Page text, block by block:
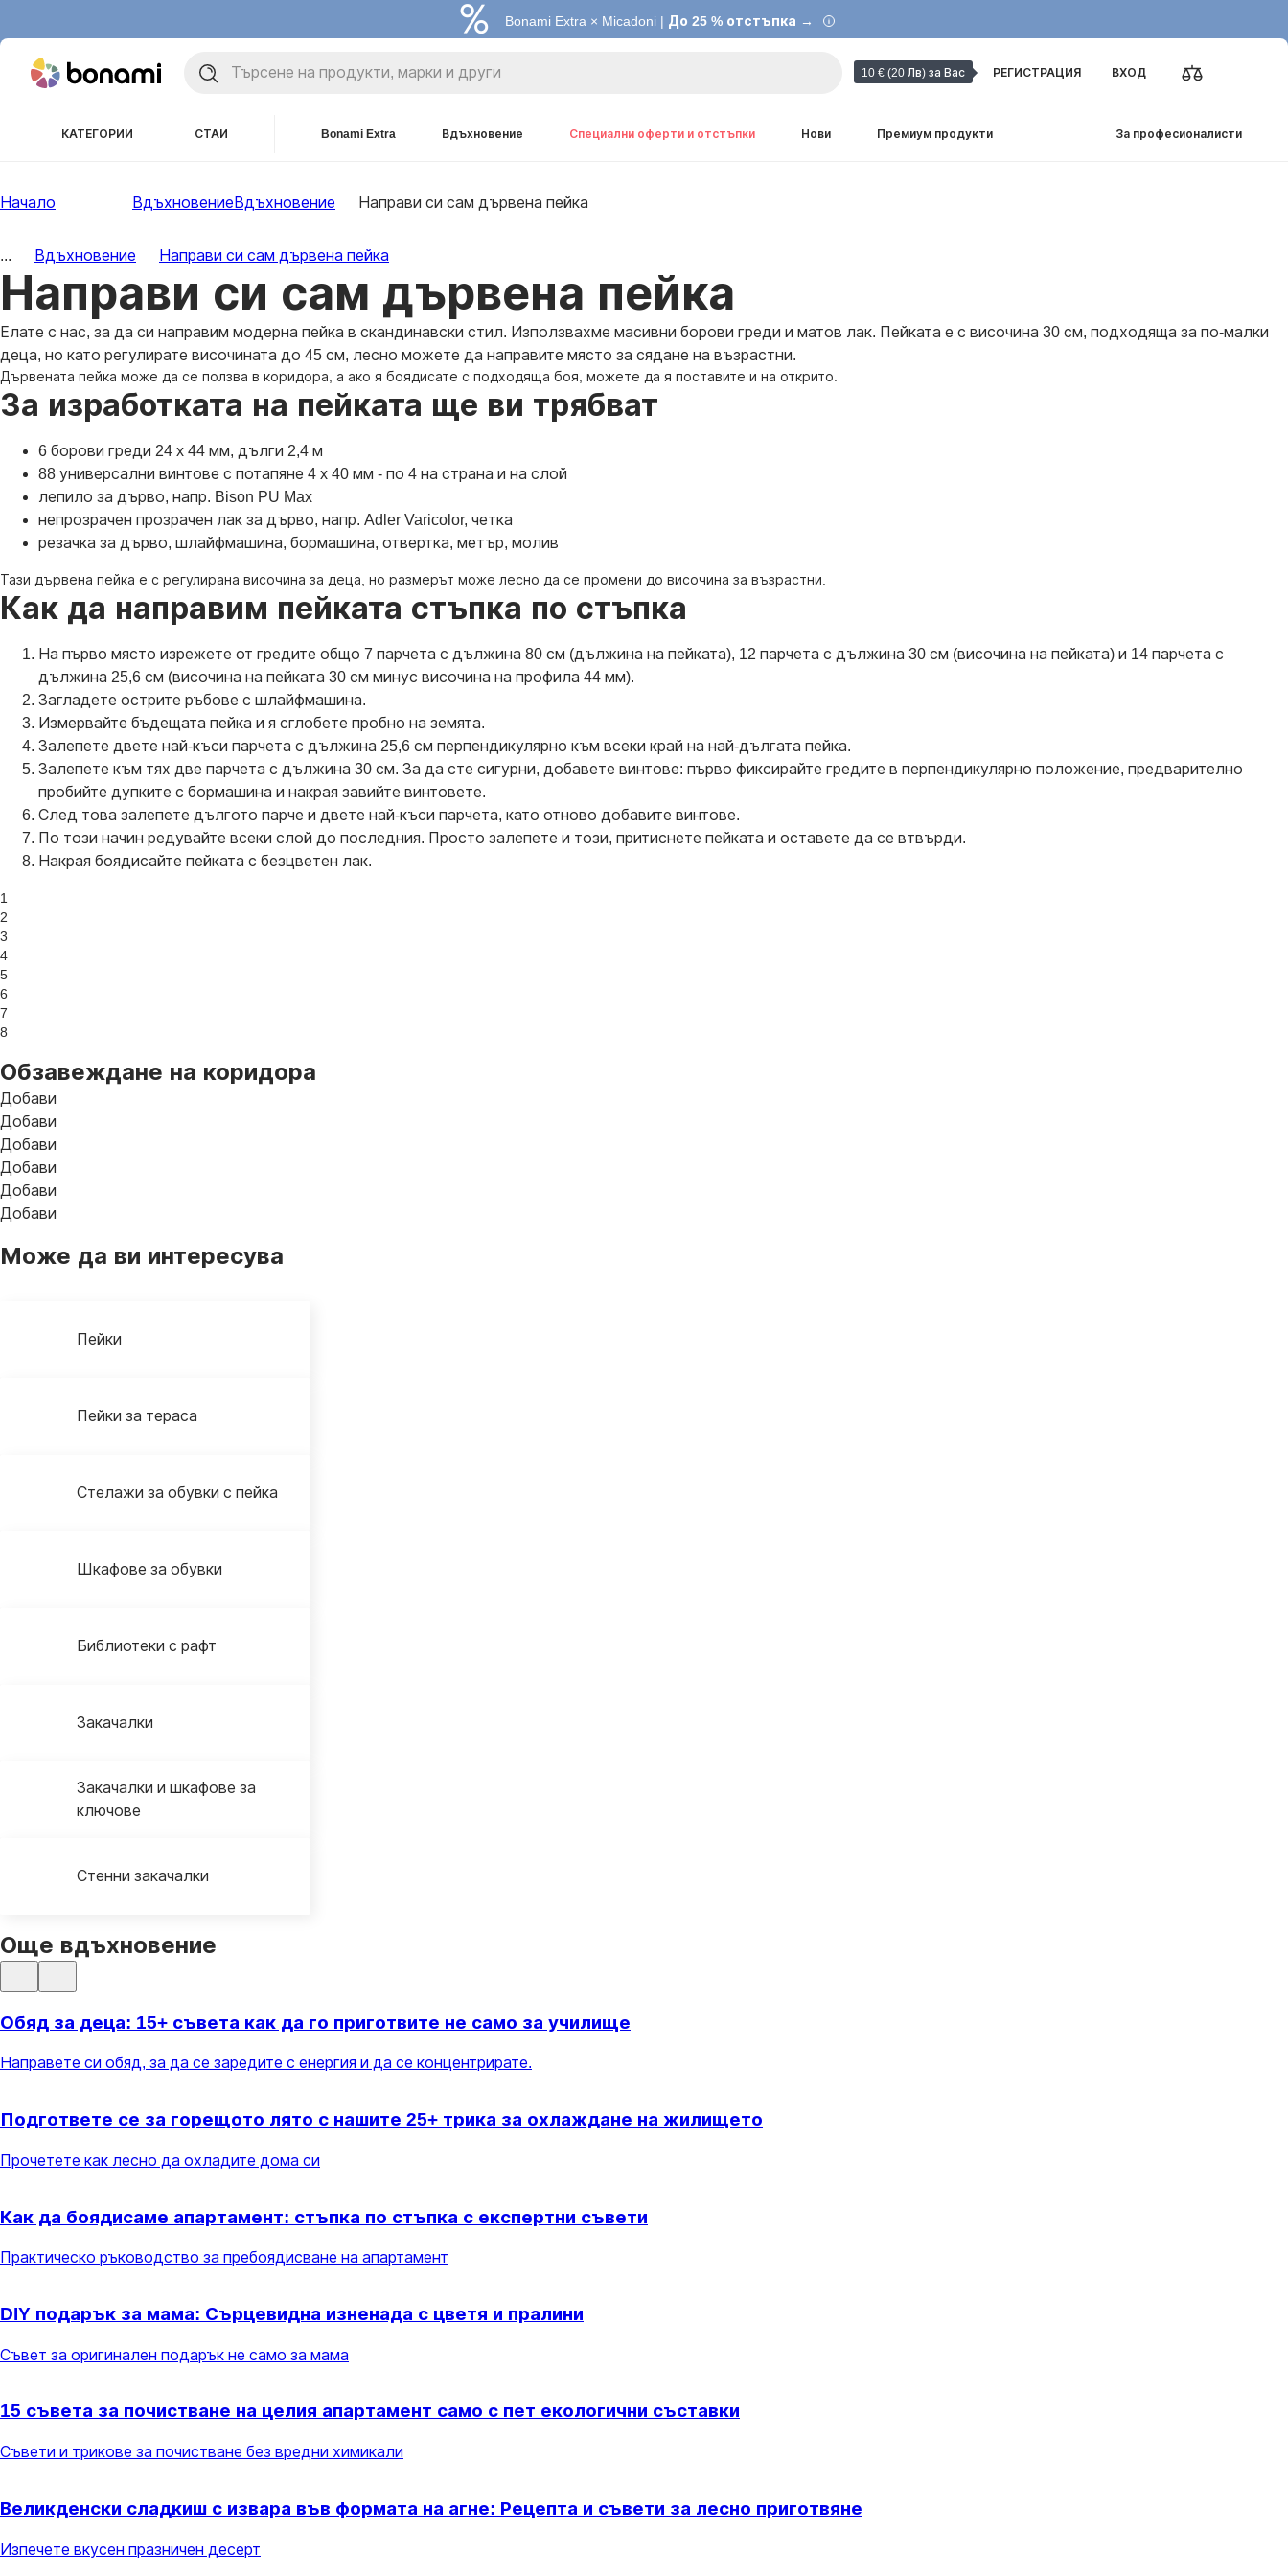
Bonami Extra × Micadoni | До 25 % отстъпка →
10 € (20 Лв) за Вас РЕГИСТРАЦИЯ ВХОД
КАТЕГОРИИ СТАИ Bonami Extra Вдъхновение Специални оферти и отстъпки Нови Премиум продукти За професионалисти
Начало Вдъхновение Вдъхновение Направи си сам дървена пейка
... Вдъхновение Направи си сам дървена пейка
Направи си сам дървена пейка
Елате с нас, за да си направим модерна пейка в скандинавски стил. Използвахме масивни борови греди и матов лак. Пейката е с височина 30 см, подходяща за по-малки
деца, но като регулирате височината до 45 см, лесно можете да направите място за сядане на възрастни.
Дървената пейка може да се ползва в коридора, а ако я боядисате с подходяща боя, можете да я поставите и на открито.
За изработката на пейката ще ви трябват
6 борови греди 24 x 44 мм, дълги 2,4 м
88 универсални винтове с потапяне 4 x 40 мм - по 4 на страна и на слой
лепило за дърво, напр. Bison PU Max
непрозрачен прозрачен лак за дърво, напр. Adler Varicolor, четка
резачка за дърво, шлайфмашина, бормашина, отвертка, метър, молив
Тази дървена пейка е с регулирана височина за деца, но размерът може лесно да се промени до височина за възрастни.
Как да направим пейката стъпка по стъпка
На първо място изрежете от гредите общо 7 парчета с дължина 80 см (дължина на пейката), 12 парчета с дължина 30 см (височина на пейката) и 14 парчета с
дължина 25,6 см (височина на пейката 30 см минус височина на профила 44 мм).
Загладете острите ръбове с шлайфмашина.
Измервайте бъдещата пейка и я сглобете пробно на земята.
Залепете двете най-къси парчета с дължина 25,6 см перпендикулярно към всеки край на най-дългата пейка.
Залепете към тях две парчета с дължина 30 см. За да сте сигурни, добавете винтове: първо фиксирайте гредите в перпендикулярно положение, предварително
пробийте дупките с бормашина и накрая завийте винтовете.
След това залепете дългото парче и двете най-къси парчета, като отново добавите винтове.
По този начин редувайте всеки слой до последния. Просто залепете и този, притиснете пейката и оставете да се втвърди.
Накрая боядисайте пейката с безцветен лак.
1
2
3
4
5
6
7
8
Обзавеждане на коридора
Добави
Добави
Добави
Добави
Добави
Добави
Може да ви интересува
Пейки
Пейки за тераса
Стелажи за обувки с пейка
Шкафове за обувки
Библиотеки с рафт
Закачалки
Закачалки и шкафове за
ключове
Стенни закачалки
Още вдъхновение
Обяд за деца: 15+ съвета как да го приготвите не само за училище
Направете си обяд, за да се заредите с енергия и да се концентрирате.
Подгответе се за горещото лято с нашите 25+ трика за охлаждане на жилището
Прочетете как лесно да охладите дома си
Как да боядисаме апартамент: стъпка по стъпка с експертни съвети
Практическо ръководство за пребоядисване на апартамент
DIY подарък за мама: Сърцевидна изненада с цветя и пралини
Съвет за оригинален подарък не само за мама
15 съвета за почистване на целия апартамент само с пет екологични съставки
Съвети и трикове за почистване без вредни химикали
Великденски сладкиш с извара във формата на агне: Рецепта и съвети за лесно приготвяне
Изпечете вкусен празничен десерт